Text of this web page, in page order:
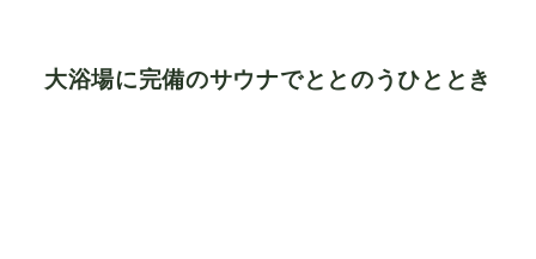
大浴場に完備のサウナでととのうひととき